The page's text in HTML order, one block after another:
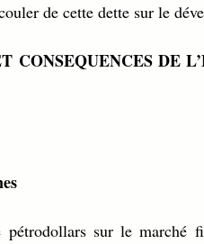
de cette dette sur le
CONSEQUENCES DE
sur le marché